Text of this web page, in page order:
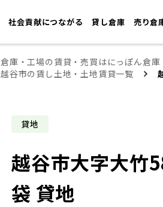
社会貢献につながる 貸し倉庫 売り倉
倉庫・工場の賃貸・売買はにっぽん倉庫
越谷市の賃し土地・土地賃貸一覧
貸地
越谷市大字大竹
袋 貸地